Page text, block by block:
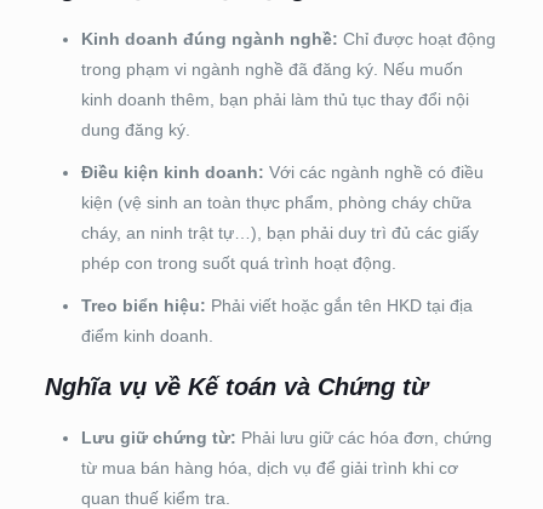
Kinh doanh đúng ngành nghề: Chỉ được hoạt động
trong phạm vi ngành nghề đã đăng ký. Nếu muốn
kinh doanh thêm, bạn phải làm thủ tục thay đổi nội
dung đăng ký.
Điều kiện kinh doanh: Với các ngành nghề có điều
kiện (vệ sinh an toàn thực phẩm, phòng cháy chữa
cháy, an ninh trật tự…), bạn phải duy trì đủ các giấy
phép con trong suốt quá trình hoạt động.
Treo biển hiệu: Phải viết hoặc gắn tên HKD tại địa
điểm kinh doanh.
Nghĩa vụ về Kế toán và Chứng từ
Lưu giữ chứng từ: Phải lưu giữ các hóa đơn, chứng
từ mua bán hàng hóa, dịch vụ để giải trình khi cơ
quan thuế kiểm tra.